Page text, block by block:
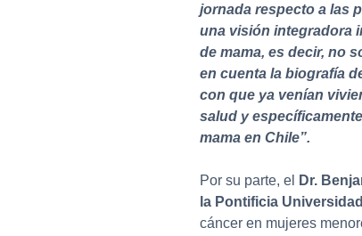
jornada respecto a las
una visión integradora
de mama, es decir, no
en cuenta la biografía
con que ya venían
salud y
mama en Chile”.
Por su parte, el
Dr.
la Pontificia
cáncer en mujeres